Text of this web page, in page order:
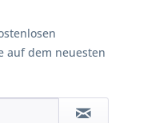
auf dem neuesten